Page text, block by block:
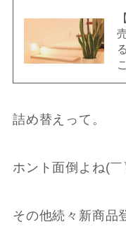
詰め替えって。
ホント面倒よね(
その他続々新商品